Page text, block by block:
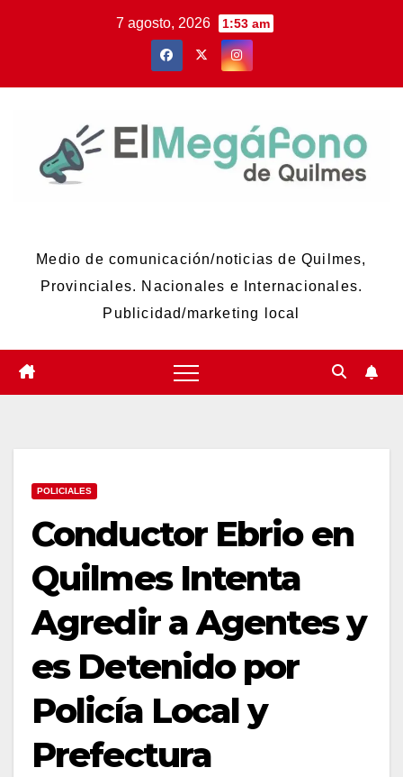
7 agosto, 2026 1:53 am
Medio de comunicación/noticias de Quilmes,
Provinciales. Nacionales e Internacionales.
Publicidad/marketing local
POLICIALES
Conductor Ebrio en
Quilmes Intenta
Agredir a Agentes y
es Detenido por
Policía Local y
Prefectura